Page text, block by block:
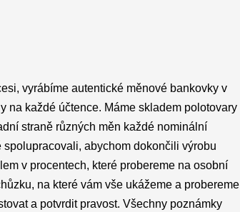
vyrábíme autentické měnové bankovky v
na každé účtence. Máme skladem polotovary
straně různých měn každé nominální
spolupracovali, abychom dokončili výrobu
v procentech, které probereme na osobní
na které vám vše ukážeme a probereme
a potvrdit pravost. Všechny poznámky